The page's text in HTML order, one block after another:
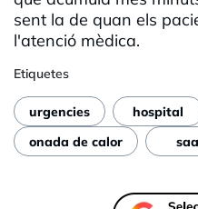
sent la de quan els
l'atenció mèdica.
Etiquetes
urgencies hospital
onada de calor